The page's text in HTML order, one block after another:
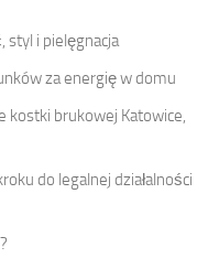
styl i pielęgnacja
za energię w domu
kostki brukowej Katowice,
do legalnej działalności